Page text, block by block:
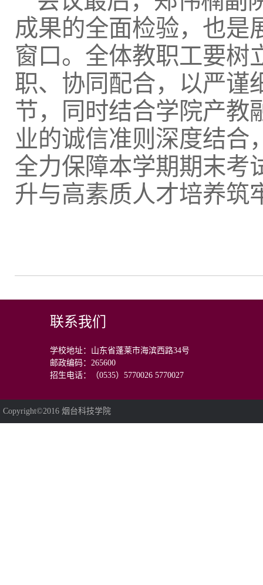
成果的全面检验，也是
窗口。全体教职工要树
职、协同配合，以严谨
节，同时结合学院产教
业的诚信准则深度结合
全力保障本学期期末考
升与高素质人才培养筑
联系我们
学校地址：山东省蓬莱市海滨西路34号
邮政编码：265600
招生电话：（0535）5770026 5770027
Copyright©2016 烟台科技学院